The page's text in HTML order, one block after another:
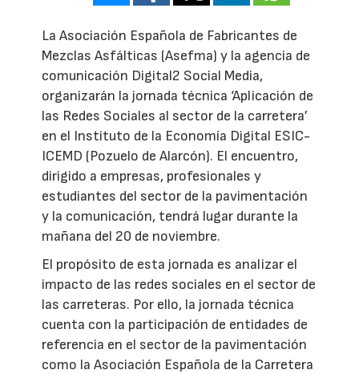
La Asociación Española de Fabricantes de
Mezclas Asfálticas (Asefma) y la agencia de
comunicación Digital2 Social Media,
organizarán la jornada técnica ‘Aplicación de
las Redes Sociales al sector de la carretera’
en el Instituto de la Economía Digital ESIC-
ICEMD (Pozuelo de Alarcón). El encuentro,
dirigido a empresas, profesionales y
estudiantes del sector de la pavimentación
y la comunicación, tendrá lugar durante la
mañana del 20 de noviembre.
El propósito de esta jornada es analizar el
impacto de las redes sociales en el sector de
las carreteras. Por ello, la jornada técnica
cuenta con la participación de entidades de
referencia en el sector de la pavimentación
como la Asociación Española de la Carretera